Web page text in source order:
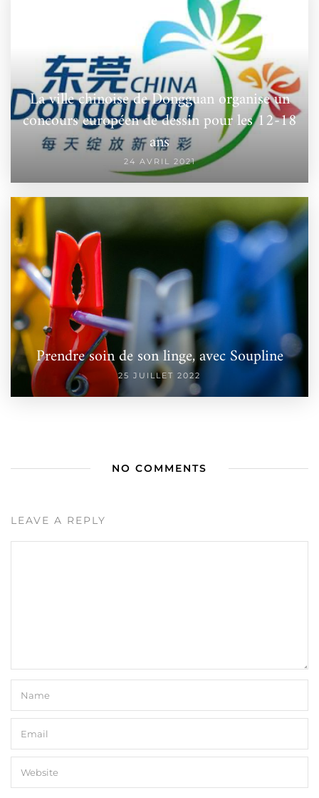
La ville chinoise de Dongguan organise un
concours européen de dessin pour les 12-18
ans
24 AVRIL 2021
Prendre soin de son linge, avec Soupline
25 JUILLET 2022
NO COMMENTS
LEAVE A REPLY